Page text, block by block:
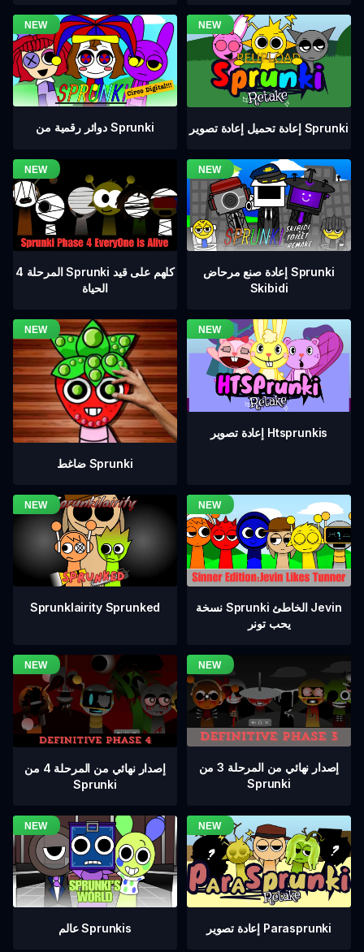
دوائر رقمية من Sprunki إعادة تحميل إعادة تصوير Sprunki
المرحلة 4 Sprunki كلهم على قيد
الحياة
إعادة صنع مرحاض Sprunki
Skibidi
ضاغط Sprunki
إعادة تصوير Htsprunkis
Sprunklairity Sprunked
نسخة Sprunki الخاطئ Jevin
يحب تونر
إصدار نهائي من المرحلة 4 من
Sprunki
إصدار نهائي من المرحلة 3 من
Sprunki
عالم Sprunkis إعادة تصوير Parasprunki